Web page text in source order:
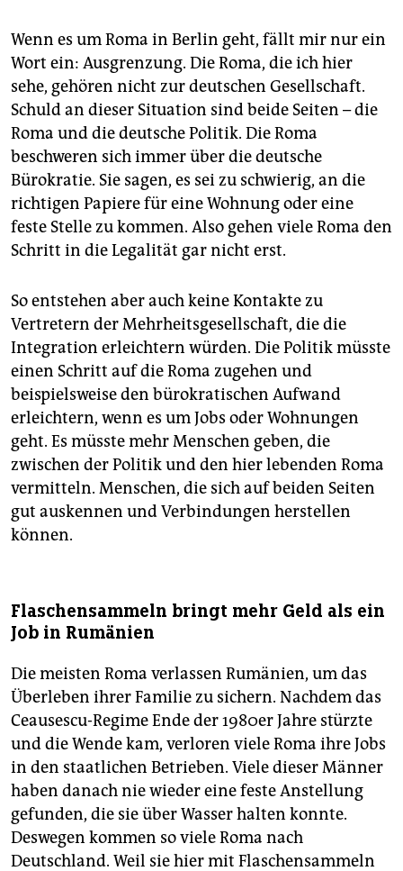
Wenn es um Roma in Berlin geht, fällt mir nur ein
Wort ein: Ausgrenzung. Die Roma, die ich hier
sehe, gehören nicht zur deutschen Gesellschaft.
Schuld an dieser Situation sind beide Seiten – die
Roma und die deutsche Politik. Die Roma
beschweren sich immer über die deutsche
Bürokratie. Sie sagen, es sei zu schwierig, an die
richtigen Papiere für eine Wohnung oder eine
feste Stelle zu kommen. Also gehen viele Roma den
Schritt in die Legalität gar nicht erst.
So entstehen aber auch keine Kontakte zu
Vertretern der Mehrheitsgesellschaft, die die
Integration erleichtern würden. Die Politik müsste
einen Schritt auf die Roma zugehen und
beispielsweise den bürokratischen Aufwand
erleichtern, wenn es um Jobs oder Wohnungen
geht. Es müsste mehr Menschen geben, die
zwischen der Politik und den hier lebenden Roma
vermitteln. Menschen, die sich auf beiden Seiten
gut auskennen und Verbindungen herstellen
können.
Flaschensammeln bringt mehr Geld als ein
Job in Rumänien
Die meisten Roma verlassen Rumänien, um das
Überleben ihrer Familie zu sichern. Nachdem das
Ceausescu-Regime Ende der 1980er Jahre stürzte
und die Wende kam, verloren viele Roma ihre Jobs
in den staatlichen Betrieben. Viele dieser Männer
haben danach nie wieder eine feste Anstellung
gefunden, die sie über Wasser halten konnte.
Deswegen kommen so viele Roma nach
Deutschland. Weil sie hier mit Flaschensammeln